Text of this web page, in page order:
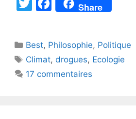
er
a
e
b
o
Share
Catégories
Best, Philosophie, Politique
Étiquettes
Climat, drogues, Ecologie
17 commentaires